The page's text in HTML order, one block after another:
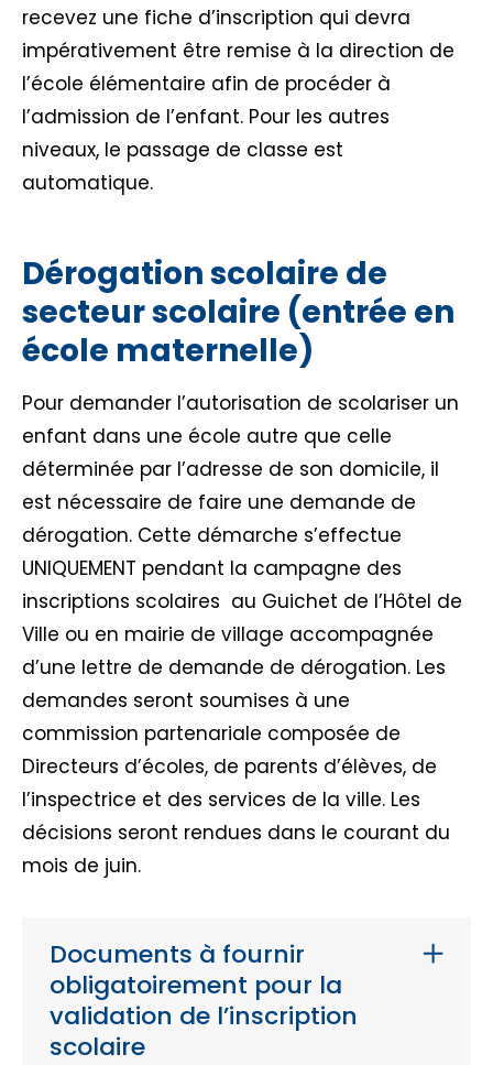
recevez une fiche d’inscription qui devra
impérativement être remise à la direction de
l’école élémentaire afin de procéder à
l’admission de l’enfant. Pour les autres
niveaux, le passage de classe est
automatique.
Dérogation scolaire de
secteur scolaire (entrée en
école maternelle)
Pour demander l’autorisation de scolariser un
enfant dans une école autre que celle
déterminée par l’adresse de son domicile, il
est nécessaire de faire une demande de
dérogation. Cette démarche s’effectue
UNIQUEMENT pendant la campagne des
inscriptions scolaires au Guichet de l’Hôtel de
Ville ou en mairie de village accompagnée
d’une lettre de demande de dérogation. Les
demandes seront soumises à une
commission partenariale composée de
Directeurs d’écoles, de parents d’élèves, de
l’inspectrice et des services de la ville. Les
décisions seront rendues dans le courant du
mois de juin.
Documents à fournir
obligatoirement pour la
validation de l’inscription
scolaire